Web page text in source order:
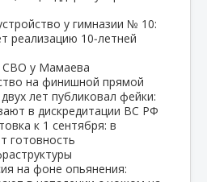
у гимназии № 10:
реализацию 10‑летней
СВО у Мамаева
на финишной прямой
лет публиковал фейки:
в дискредитации ВС РФ
к 1 сентября: в
готовность
на фоне опьянения: